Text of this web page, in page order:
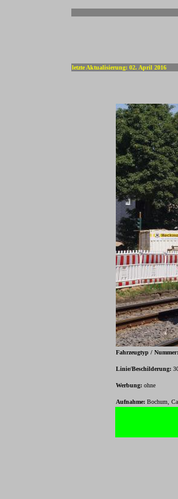
letzte Aktualisierung: 02. April 2016
Fahrzeugtyp / Nummer:
Linie/Beschilderung:
Werbung: ohne
Aufnahme: Bochum,